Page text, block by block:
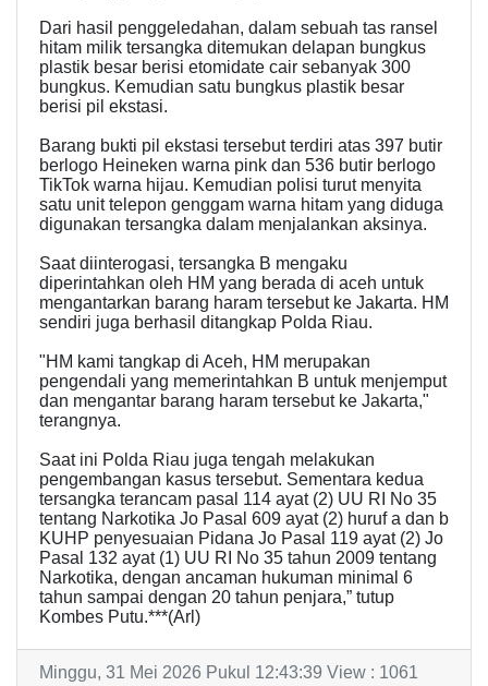
Dari hasil penggeledahan, dalam sebuah tas ransel
hitam milik tersangka ditemukan delapan bungkus
plastik besar berisi etomidate cair sebanyak 300
bungkus. Kemudian satu bungkus plastik besar
berisi pil ekstasi.
Barang bukti pil ekstasi tersebut terdiri atas 397 butir
berlogo Heineken warna pink dan 536 butir berlogo
TikTok warna hijau. Kemudian polisi turut menyita
satu unit telepon genggam warna hitam yang diduga
digunakan tersangka dalam menjalankan aksinya.
Saat diinterogasi, tersangka B mengaku
diperintahkan oleh HM yang berada di aceh untuk
mengantarkan barang haram tersebut ke Jakarta. HM
sendiri juga berhasil ditangkap Polda Riau.
"HM kami tangkap di Aceh, HM merupakan
pengendali yang memerintahkan B untuk menjemput
dan mengantar barang haram tersebut ke Jakarta,"
terangnya.
Saat ini Polda Riau juga tengah melakukan
pengembangan kasus tersebut. Sementara kedua
tersangka terancam pasal 114 ayat (2) UU RI No 35
tentang Narkotika Jo Pasal 609 ayat (2) huruf a dan b
KUHP penyesuaian Pidana Jo Pasal 119 ayat (2) Jo
Pasal 132 ayat (1) UU RI No 35 tahun 2009 tentang
Narkotika, dengan ancaman hukuman minimal 6
tahun sampai dengan 20 tahun penjara,” tutup
Kombes Putu.***(Arl)
Minggu, 31 Mei 2026 Pukul 12:43:39 View : 1061